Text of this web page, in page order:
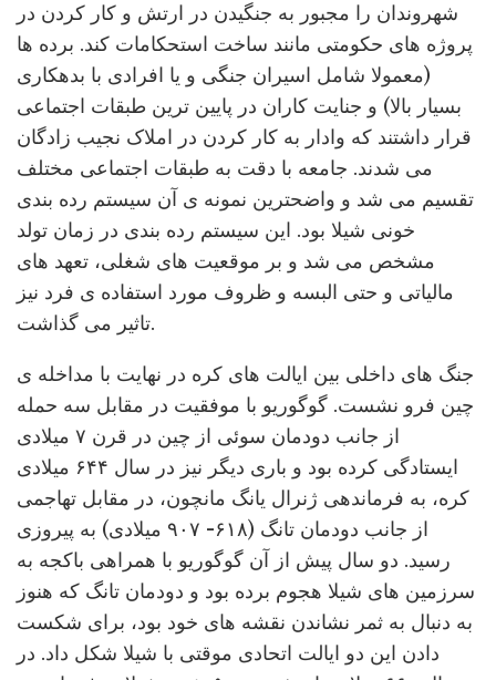
شهروندان را مجبور به جنگیدن در ارتش و کار کردن در
پروژه های حکومتی مانند ساخت استحکامات کند. برده ها
(معمولا شامل اسیران جنگی و یا افرادی با بدهکاری
بسیار بالا) و جنایت کاران در پایین ترین طبقات اجتماعی
قرار داشتند که وادار به کار کردن در املاک نجیب زادگان
می شدند. جامعه با دقت به طبقات اجتماعی مختلف
تقسیم می شد و واضحترین نمونه ی آن سیستم رده بندی
خونی شیلا بود. این سیستم رده بندی در زمان تولد
مشخص می شد و بر موقعیت های شغلی، تعهد های
مالیاتی و حتی البسه و ظروف مورد استفاده ی فرد نیز
تاثیر می گذاشت.
جنگ های داخلی بین ایالت های کره در نهایت با مداخله ی
چین فرو نشست. گوگوریو با موفقیت در مقابل سه حمله
از جانب دودمان سوئی از چین در قرن ۷ میلادی
ایستادگی کرده بود و باری دیگر نیز در سال ۶۴۴ میلادی
کره، به فرماندهی ژنرال یانگ مانچون، در مقابل تهاجمی
از جانب دودمان تانگ (۶۱۸- ۹۰۷ میلادی) به پیروزی
رسید. دو سال پیش از آن گوگوریو با همراهی باکجه به
سرزمین های شیلا هجوم برده بود و دودمان تانگ که هنوز
به دنبال به ثمر نشاندن نقشه های خود بود، برای شکست
دادن این دو ایالت اتحادی موقتی با شیلا شکل داد. در